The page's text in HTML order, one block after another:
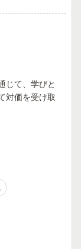
じて、学びと
対価を受け取